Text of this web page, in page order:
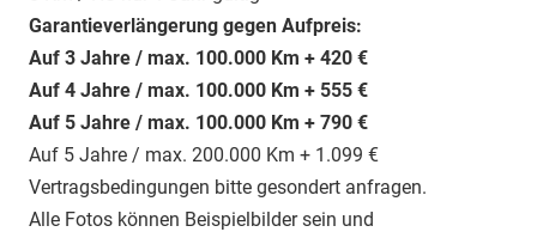
Garantieverlängerung gegen Aufpreis:
Auf 3 Jahre / max. 100.000 Km + 420 €
Auf 4 Jahre / max. 100.000 Km + 555 €
Auf 5 Jahre / max. 100.000 Km + 790 €
Auf 5 Jahre / max. 200.000 Km + 1.099 €
Vertragsbedingungen bitte gesondert anfragen.
Alle Fotos können Beispielbilder sein und